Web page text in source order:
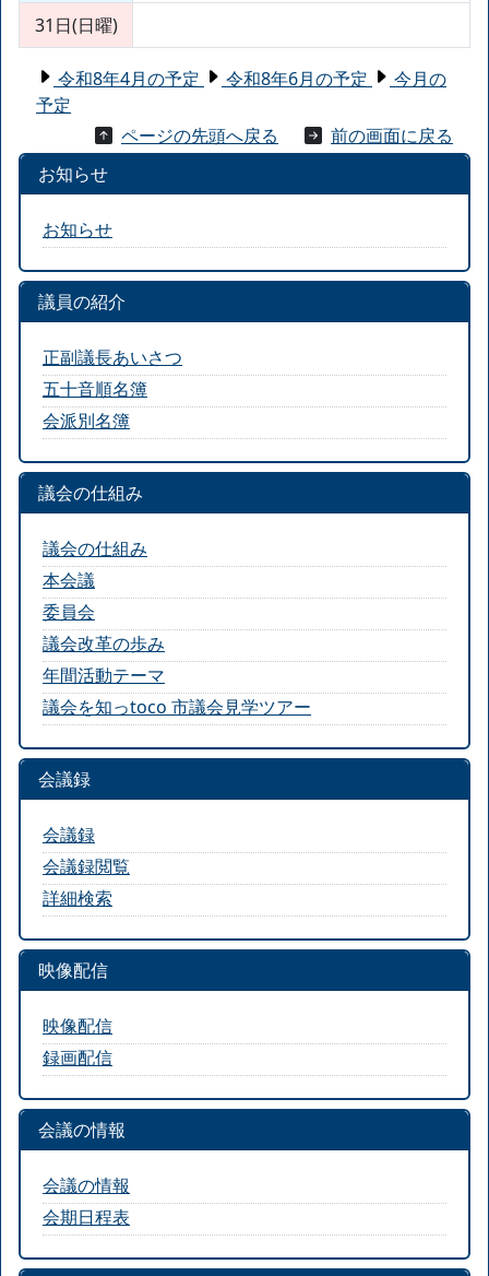
31日(日曜)
令和8年4月の予定 令和8年6月の予定
今月の
予定
ページの先頭へ戻る
前の画面に戻る
お知らせ
お知らせ
議員の紹介
正副議長あいさつ
五十音順名簿
会派別名簿
議会の仕組み
議会の仕組み
本会議
委員会
議会改革の歩み
年間活動テーマ
議会を知っtoco 市議会見学ツアー
会議録
会議録
会議録閲覧
詳細検索
映像配信
映像配信
録画配信
会議の情報
会議の情報
会期日程表